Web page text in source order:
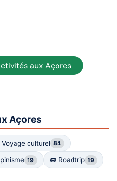
aux Açores
Açores
culturel 84
19 🚐 Roadtrip 19